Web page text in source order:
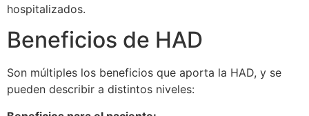
hospitalizados.
Beneficios de HAD
Son múltiples los beneficios que aporta la HAD, y se
pueden describir a distintos niveles: